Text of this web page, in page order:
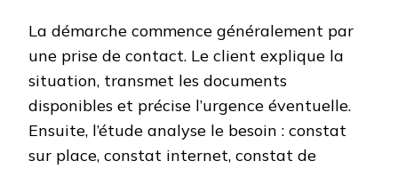
La démarche commence généralement par
une prise de contact. Le client explique la
situation, transmet les documents
disponibles et précise l’urgence éventuelle.
Ensuite, l’étude analyse le besoin : constat
sur place, constat internet, constat de